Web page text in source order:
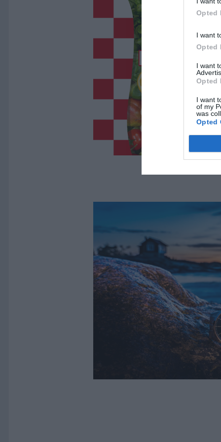
Opted
I want
Opted
I want
Opted
I want
of my
was
Opted